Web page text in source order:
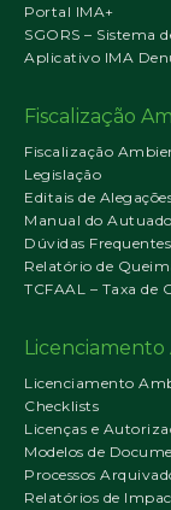
Portal IMA+
SGORS – Sistema
Aplicativo IMA
Fiscalização
Fiscalização
Legislação
Editais de
Manual do Autuado
Dúvidas Frequentes
Relatório de
TCFAAL – Taxa de
Licenciamento
Licenciamento
Checklists
Licenças e
Modelos de
Processos
Relatórios de